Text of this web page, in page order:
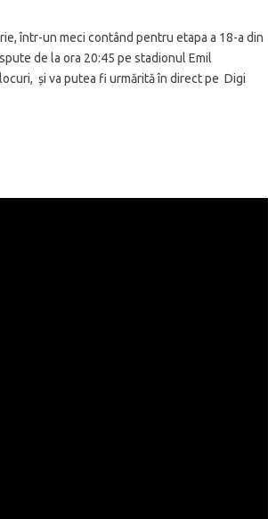
într-un meci contând pentru etapa a 18-a din
de la ora 20:45 pe stadionul Emil
și va putea fi urmărită în direct pe Digi